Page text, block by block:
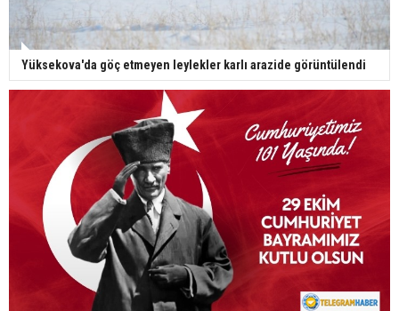
Yüksekova'da göç etmeyen leylekler karlı arazide görüntülendi